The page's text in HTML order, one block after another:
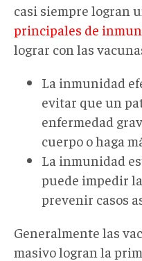
casi siempre logran
principales de
lograr con las
La inmunidad
evitar que un
enfermedad
cuerpo o haga
La inmunidad
puede impedir
prevenir casos
Generalmente las
masivo logran la